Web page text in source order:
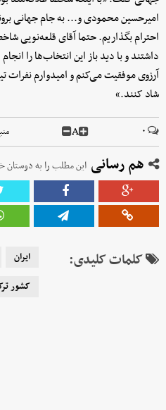
امیرحسین محمودی و... به جام جهانی
احترام بگذاریم. حتما آقای قلعه‌نویی
داشتند و با دید باز این انتخاب‌ها را
آرزوی موفقیت می‌کنم و امیدوارم نفرات
شاد کنند.»
۰ A
هم رسانی این مطلب را به دوستان
کلمات کلیدی: ایران
کشور